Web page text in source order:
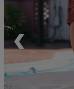
ランキング
新商品